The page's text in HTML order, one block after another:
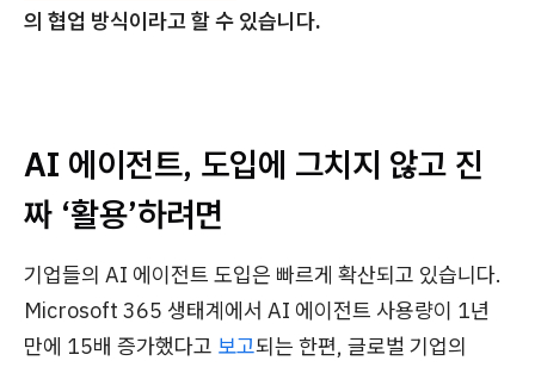
의 협업 방식이라고 할 수 있습니다.
AI 에이전트, 도입에 그치지 않고 진
짜 ‘활용’하려면
기업들의 AI 에이전트 도입은 빠르게 확산되고 있습니다.
Microsoft 365 생태계에서 AI 에이전트 사용량이 1년
만에 15배 증가했다고 보고되는 한편, 글로벌 기업의